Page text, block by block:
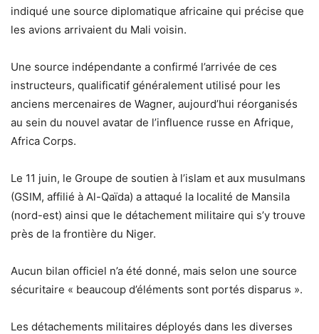
indiqué une source diplomatique africaine qui précise que
les avions arrivaient du Mali voisin.
Une source indépendante a confirmé l’arrivée de ces
instructeurs, qualificatif généralement utilisé pour les
anciens mercenaires de Wagner, aujourd’hui réorganisés
au sein du nouvel avatar de l’influence russe en Afrique,
Africa Corps.
Le 11 juin, le Groupe de soutien à l’islam et aux musulmans
(GSIM, affilié à Al-Qaïda) a attaqué la localité de Mansila
(nord-est) ainsi que le détachement militaire qui s’y trouve
près de la frontière du Niger.
Aucun bilan officiel n’a été donné, mais selon une source
sécuritaire « beaucoup d’éléments sont portés disparus ».
Les détachements militaires déployés dans les diverses